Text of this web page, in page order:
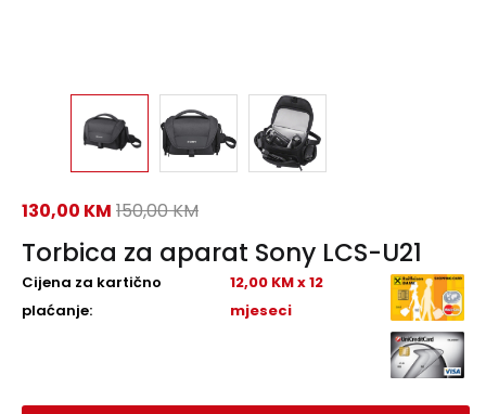
Torbica za aparat Sony LCS-U21
130,00 KM 150,00KM
Cijena za kartično
plaćanje:
12,00 KM x 12
mjeseci